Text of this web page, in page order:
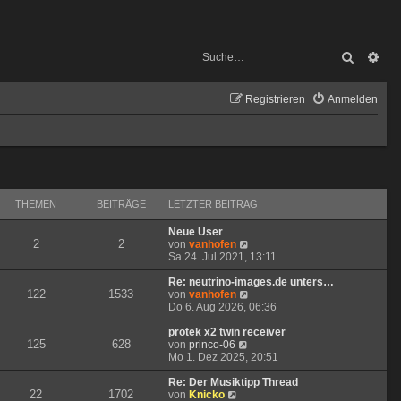
Suche
Anmelden
Registrieren
THEMEN BEITRÄGE LETZTER BEITRAG
2 2
Neue User
von vanhofen
e
u
e
t
e
r
e
i
t
Sa 24. Jul 2021, 13:11
122 1533
Re: neutrino-images.de unters…
von vanhofen
e
u
e
t
e
r
Do 6. Aug 2026, 06:36
125 628
protek x2 twin receiver
von princo-06
e
u
e
Mo 1. Dez 2025, 20:51
22 1702
Re: Der Musiktipp Thread
von Knicko